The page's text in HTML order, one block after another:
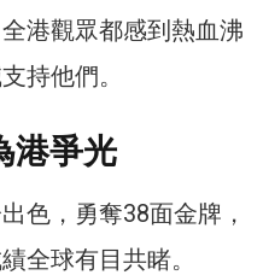
港觀眾都感到熱血沸
持他們。
港爭光
色，勇奪38面金牌，
全球有目共睹。